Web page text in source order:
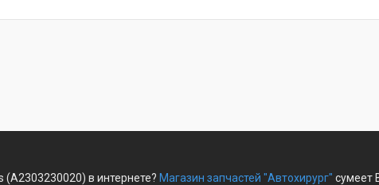
в интернете? Магазин запчастей "Автохирург" сумеет